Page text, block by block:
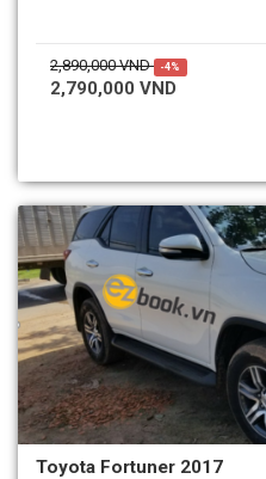
2,890,000 VND -4%
2,790,000 VND
Toyota Fortuner 2017